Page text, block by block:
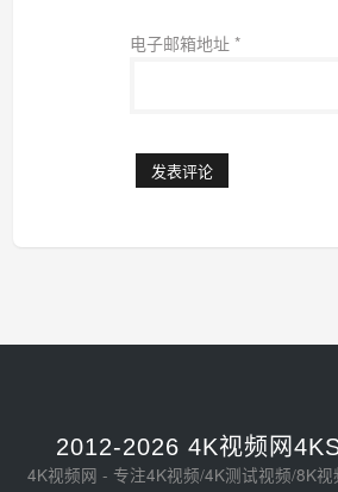
电子邮箱地址 *
2012-2026 4K视频网
4K视频网 - 专注4K视频/4K测试视频/8K